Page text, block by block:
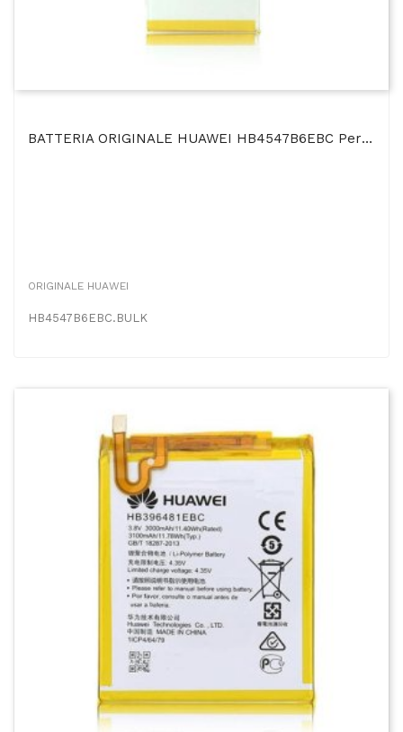
BATTERIA ORIGINALE HUAWEI HB4547B6EBC Per HONOR 6 PLUS 3500 MAh LI-ION BULK
ORIGINALE HUAWEI
HB4547B6EBC.BULK